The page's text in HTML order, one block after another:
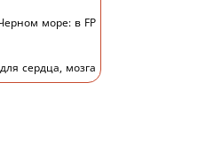
море: в FP
сердца, мозга